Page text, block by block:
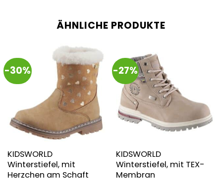
ÄHNLICHE PRODUKTE
-30%
KIDSWORLD
Winterstiefel, mit
Herzchen am Schaft
-27%
KIDSWORLD
Winterstiefel, mit TEX-
Membran